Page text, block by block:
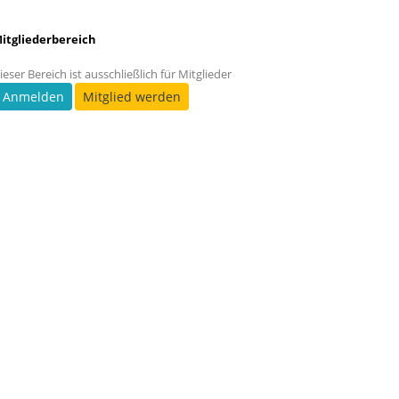
Bereich ist ausschließlich für Mitglieder
Anmelden Mitglied werden